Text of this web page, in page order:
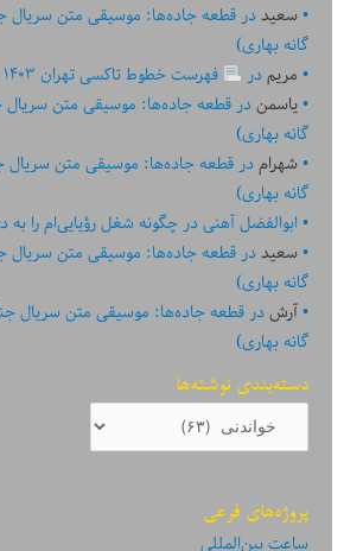
سعیددر
گانه بهاری)
مریمدر فهرست خطوط تاکسی تهران ۱۴۰۳
یاسمندر
گانه بهاری)
شهرامدر
گانه بهاری)
ابوالفضل آهنیدرچگونه شغل رؤیایی‌ام را
سعیددر
گانه بهاری)
آرشدر
گانه بهاری)
دسته‌بندی نوشته‌ها
دسته‌بندی
نوشته‌ها
پروژه‌های فرعی
ساعت بین‌المللی